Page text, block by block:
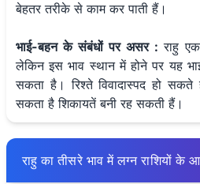
बेहतर तरीके से काम कर पाती हैं।
भाई-बहन के संबंधों पर असर :राहु
लेकिन इस भाव स्थान में होने पर यह
सकता है। रिश्ते विवादास्पद हो
सकता है शिकायतें बनी रह सकती हैं।
राहु का तीसरे भाव में लग्न राशियों के